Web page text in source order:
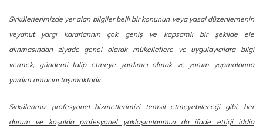
Sirkülerlerimizde yer alan bilgiler belli bir konunun veya yasal düzenlemenin
veyahut yargı kararlarının çok geniş ve kapsamlı bir şekilde ele
alınmasından ziyade genel olarak mükelleflere ve uygulayıcılara bilgi
vermek, gündemi talip etmeye yardımcı olmak ve yorum yapmalarına
yardım amacını taşımaktadır.
Sirkülerimiz profesyonel hizmetlerimizi temsil etmeyebileceği gibi, her
durum ve koşulda profesyonel yaklaşımlarımızı da ifade ettiği iddia